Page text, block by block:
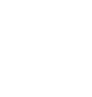
mobile. Le
et peut inclure un
push
audio et des éléments